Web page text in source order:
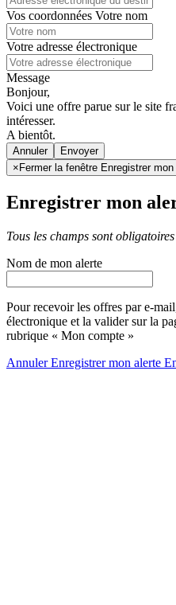
Vos coordonnées Votre nom
Votre adresse électronique
Message
Bonjour,
Voici une offre parue sur le site
intéresser.
A bientôt.
Annuler
× Fermer la fenêtre Enregistrer
Enregistrer mon
Tous les champs sont obligatoires
Nom de mon alerte
Pour recevoir les offres par e-
électronique et la valider sur la
rubrique « Mon compte »
AnnulerEnregistrer mon alerte